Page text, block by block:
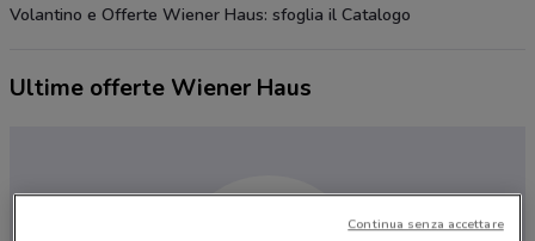
Volantino e Offerte Wiener Haus: sfoglia il Catalogo
Ultime offerte Wiener Haus
Continua senza accettare